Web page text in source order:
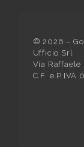
©2026 –
Ufficio Srl
Via Raffaele
C.F. e P.IVA